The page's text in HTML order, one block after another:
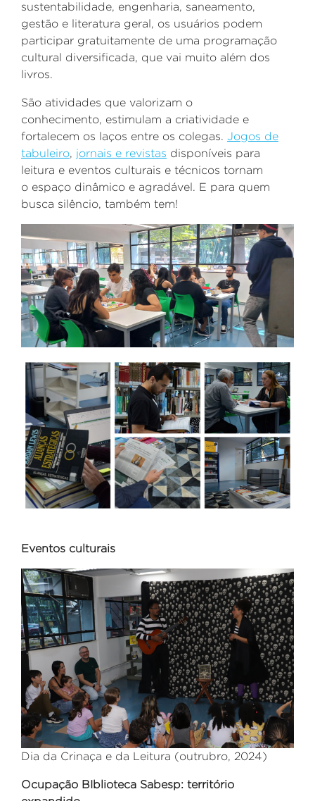
sustentabilidade, engenharia, saneamento,
gestão e literatura geral, os usuários podem
participar gratuitamente de uma programação
cultural diversificada, que vai muito além dos
livros.
São atividades que valorizam o
conhecimento, estimulam a criatividade e
fortalecem os laços entre os colegas. Jogos de
tabuleiro, jornais e revistas disponíveis para
leitura e eventos culturais e técnicos tornam
o espaço dinâmico e agradável. E para quem
busca silêncio, também tem!
Eventos culturais
Dia da Crinaça e da Leitura (outrubro, 2024)
Ocupação BIblioteca Sabesp: território